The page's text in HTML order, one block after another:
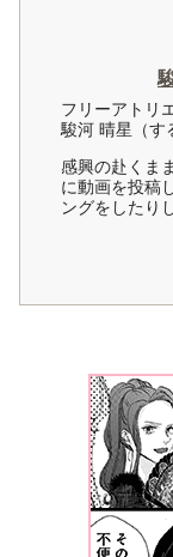
フリーアトリ
駿河 晴星（す
感興の赴くま
に動画を投稿
ングをしたり